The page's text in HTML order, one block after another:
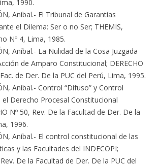
1990.
Aníbal.- El Tribunal de Garantías
el Dilema: Ser o no Ser; THEMIS,
Nº 4, Lima, 1985.
Aníbal.- La Nulidad de la Cosa Juzgada
de Amparo Constitucional; DERECHO
de Der. De la PUC del Perú, Lima, 1995.
Aníbal.- Control “Difuso” y Control
el Derecho Procesal Constitucional
Nº 50, Rev. De la Facultad de Der. De la
1996.
Aníbal.- El control constitucional de las
y las Facultades del INDECOPI;
De la Facultad de Der. De la PUC del